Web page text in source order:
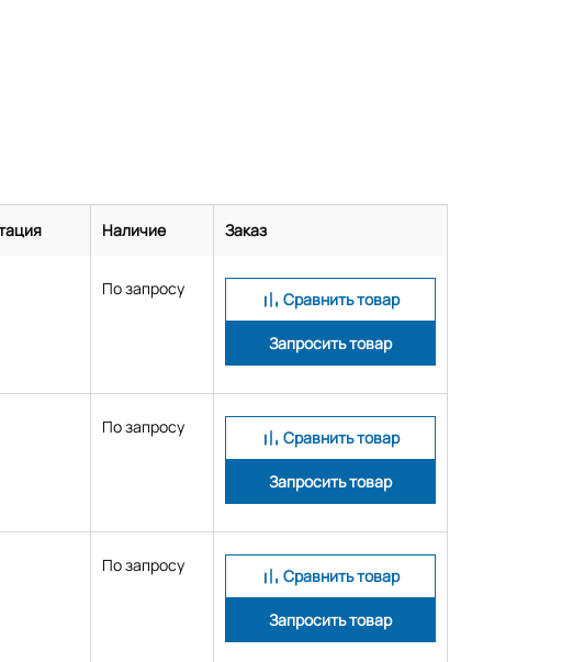
Наличие Заказ
По запросу
Сравнить товар
Запросить товар
По запросу
Сравнить товар
Запросить товар
По запросу
Сравнить товар
Запросить товар